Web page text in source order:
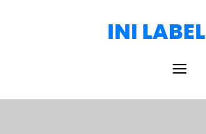
INI LABEL
HOME